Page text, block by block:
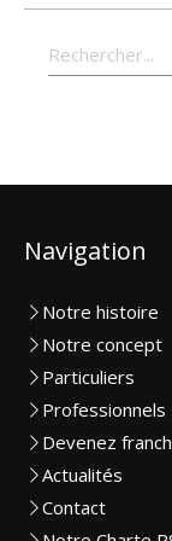
Rechercher
Navigation
Notre histoire
Notre concept
Particuliers
Professionnels
Devenez
Actualités
Contact